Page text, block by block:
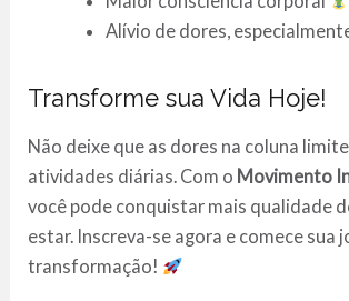
Alívio de dores,
Transforme sua Vida Hoje!
Não deixe que as dores na coluna
atividades diárias. Com o Movimento
você pode conquistar mais qualidade
estar. Inscreva-se agora e comece sua
transformação!